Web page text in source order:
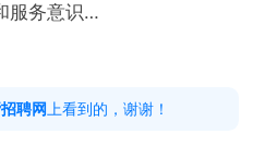
服务意识
聘网 上看到的，谢谢！